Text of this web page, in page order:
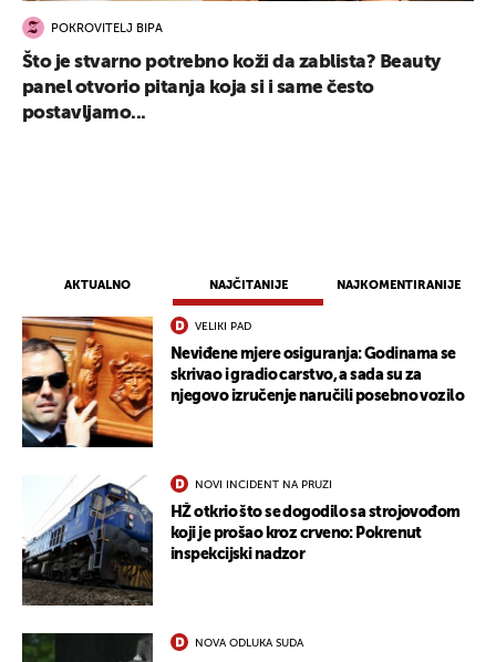
AKTUALNO NAJČITANIJE NAJKOMENTIRANIJE
VELIKI PAD
Neviđene mjere osiguranja: Godinama se
skrivao i gradio carstvo, a sada su za
njegovo izručenje naručili posebno vozilo
NOVI INCIDENT NA PRUZI
HŽ otkrio što se dogodilo sa strojovođom
koji je prošao kroz crveno: Pokrenut
inspekcijski nadzor
NOVA ODLUKA SUDA
POKROVITELJ BIPA
Što je stvarno potrebno koži da zablista? Beauty
panel otvorio pitanja koja si i same često
postavljamo...